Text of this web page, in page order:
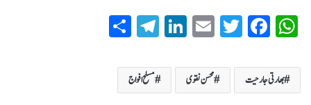
W
ha
ts
A
Fa
ce
bo
ok
T
wi
tte
r
E
m
ail
Li
nk
ed
In
T
el
eg
ra بھارتی جارحیت محسن نقوی مسلح افواج